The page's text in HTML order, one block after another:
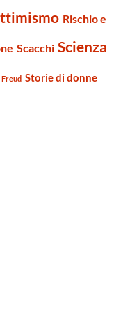
Rischio e
Scacchi Scienza
Freud Storie di donne